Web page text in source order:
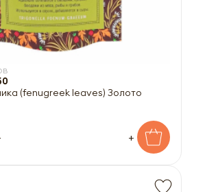
(fenugreek leaves) Золото
+